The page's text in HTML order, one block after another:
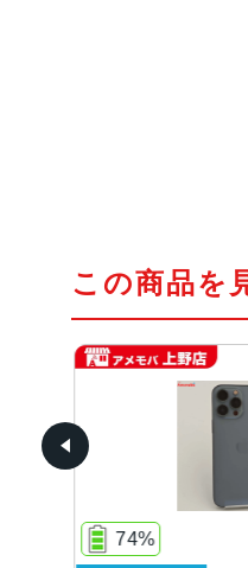
この商品を
74%